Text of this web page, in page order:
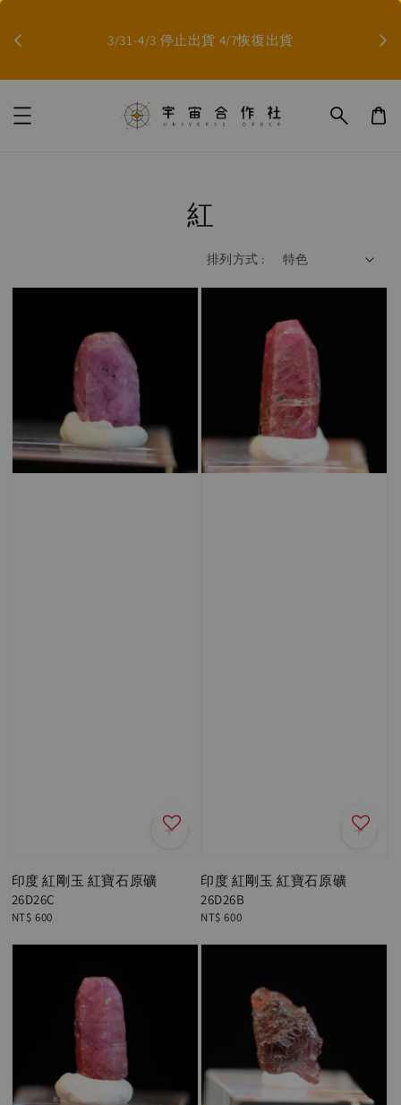
貨
LINE聯絡，索取影片❤️
紅
排列方式 :
印度 紅剛玉 紅寶石原礦
26D26C
Regular
NT$ 600
印度 紅剛玉 紅寶石原礦
26D26B
Regular
NT$ 600